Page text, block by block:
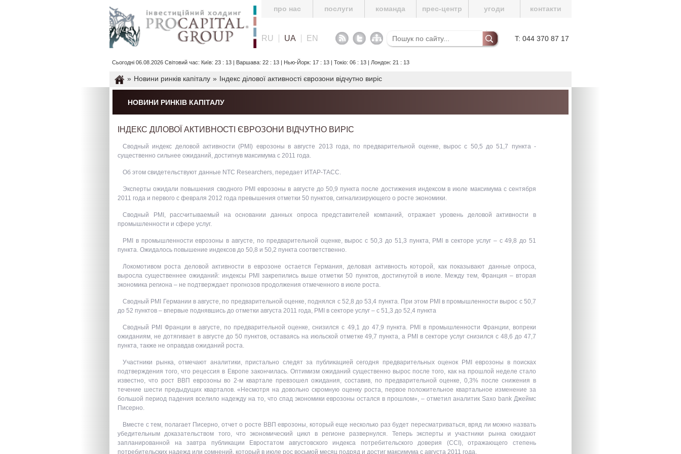
про нас послуги команда прес-центр угоди контакти
RU UA EN T: 044 370 87 17
Сьогодні 06.08.2026 Світовий час: Київ: 23 : 13 | Варшава: 22 : 13 | Нью-Йорк: 17 : 13 | Токіо: 06 : 13 | Лондон: 21 : 13
» Новини ринків капіталу » Індекс ділової активності єврозони відчутно виріс
НОВИНИ РИНКІВ КАПІТАЛУ
ІНДЕКС ДІЛОВОЇ АКТИВНОСТІ ЄВРОЗОНИ ВІДЧУТНО ВИРІС
Сводный индекс деловой активности (PMI) еврозоны в августе 2013 года, по предварительной оценке, вырос с 50,5 до 51,7 пункта -
существенно сильнее ожиданий, достигнув максимума с 2011 года.
Об этом свидетельствуют данные NTC Researchers, передает ИТАР-ТАСС.
Эксперты ожидали повышения сводного PMI еврозоны в августе до 50,9 пункта после достижения индексом в июле максимума с сентября
2011 года и первого с февраля 2012 года превышения отметки 50 пунктов, сигнализирующего о росте экономики.
Сводный PMI, рассчитываемый на основании данных опроса представителей компаний, отражает уровень деловой активности в
промышленности и сфере услуг.
PMI в промышленности еврозоны в августе, по предварительной оценке, вырос с 50,3 до 51,3 пункта, PMI в секторе услуг – с 49,8 до 51
пункта. Ожидалось повышение индексов до 50,8 и 50,2 пункта соответственно.
Локомотивом роста деловой активности в еврозоне остается Германия, деловая активность которой, как показывают данные опроса,
выросла существеннее ожиданий: индексы PMI закрепились выше отметки 50 пунктов, достигнутой в июле. Между тем, Франция – вторая
экономика региона – не подтверждает прогнозов продолжения отмеченного в июле роста.
Сводный PMI Германии в августе, по предварительной оценке, поднялся с 52,8 до 53,4 пункта. При этом PMI в промышленности вырос с 50,7
до 52 пунктов – впервые поднявшись до отметки августа 2011 года, PMI в секторе услуг – с 51,3 до 52,4 пункта
Сводный PMI Франции в августе, по предварительной оценке, снизился с 49,1 до 47,9 пункта. PMI в промышленности Франции, вопреки
ожиданиям, не дотягивает в августе до 50 пунктов, оставаясь на июльской отметке 49,7 пункта, а PMI в секторе услуг снизился с 48,6 до 47,7
пункта, также не оправдав ожиданий роста.
Участники рынка, отмечают аналитики, пристально следят за публикацией сегодня предварительных оценок PMI еврозоны в поисках
подтверждения того, что рецессия в Европе закончилась. Оптимизм ожиданий существенно вырос после того, как на прошлой неделе стало
известно, что рост ВВП еврозоны во 2-м квартале превзошел ожидания, составив, по предварительной оценке, 0,3% после снижения в
течение шести предыдущих кварталов. «Несмотря на довольно скромную оценку роста, первое положительное квартальное изменение за
большой период падения вселило надежду на то, что спад экономики еврозоны остался в прошлом», – отметил аналитик Saxo bank Джеймс
Писерно.
Вместе с тем, полагает Писерно, отчет о росте ВВП еврозоны, который еще несколько раз будет пересматриваться, вряд ли можно назвать
убедительным доказательством того, что экономический цикл в регионе развернулся. Теперь эксперты и участники рынка ожидают
запланированной на завтра публикации Евростатом августовского индекса потребительского доверия (CCI), отражающего степень
потребительских надежд или сомнений, который в июле рос восьмой месяц подряд и достиг максимума с августа 2011 года.